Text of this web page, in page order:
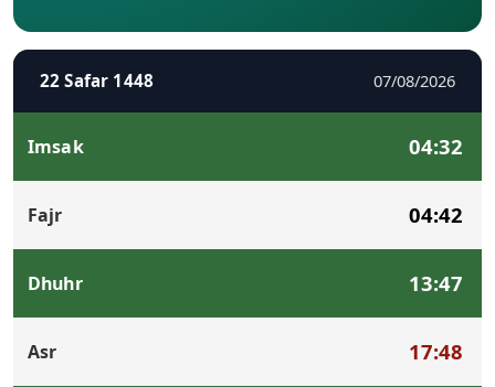
22 Safar 1448 07/08/2026
Imsak 04:32
Fajr 04:42
Dhuhr 13:47
Asr 17:48